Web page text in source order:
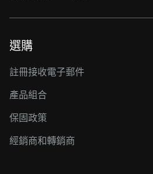
選購
註冊接收電子郵件
產品組合
保固政策
經銷商和轉銷商